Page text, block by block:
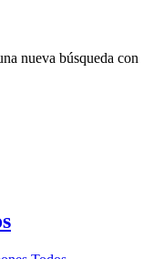
nueva búsqueda con